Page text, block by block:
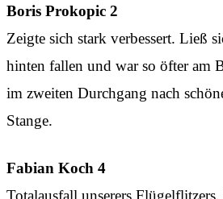
Boris Prokopic 2
Zeigte sich stark verbessert. Ließ
hinten fallen und war so öfter am
im zweiten Durchgang nach
Stange.
Fabian Koch 4
Totalausfall unserers